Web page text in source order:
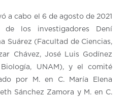
a cabo el 6 de agosto de 2021
los investigadores Dení
Suárez (Facultad de Ciencias,
Chávez, José Luis Godínez
UNAM), y el comité
por M. en C. María Elena
Sánchez Zamora y M. en C.